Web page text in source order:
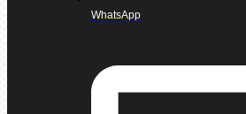
WhatsApp